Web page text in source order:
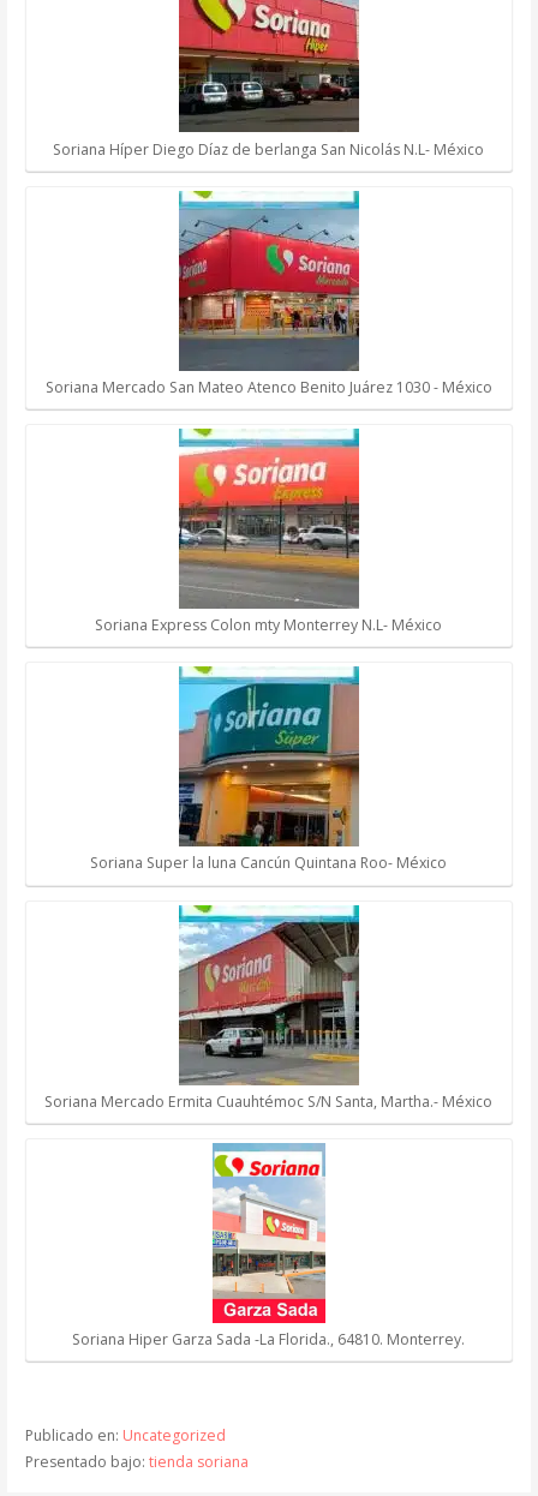
Soriana Híper Diego Díaz de berlanga San Nicolás N.L- México
Soriana Mercado San Mateo Atenco Benito Juárez 1030 - México
Soriana Express Colon mty Monterrey N.L- México
Soriana Super la luna Cancún Quintana Roo- México
Soriana Mercado Ermita Cuauhtémoc S/N Santa, Martha.- México
Soriana Hiper Garza Sada -La Florida., 64810. Monterrey.
Publicado en: Uncategorized
Presentado bajo: tienda soriana